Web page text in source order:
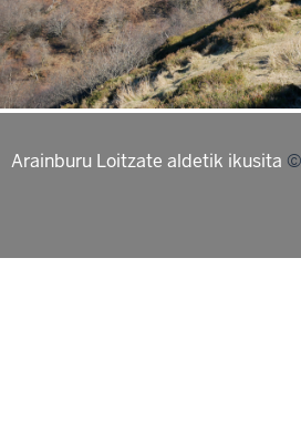
Arainburu Loitzate aldetik ikusita